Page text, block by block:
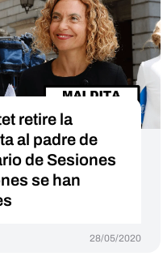
retire la
al padre de
de Sesiones
se han
28/05/2020